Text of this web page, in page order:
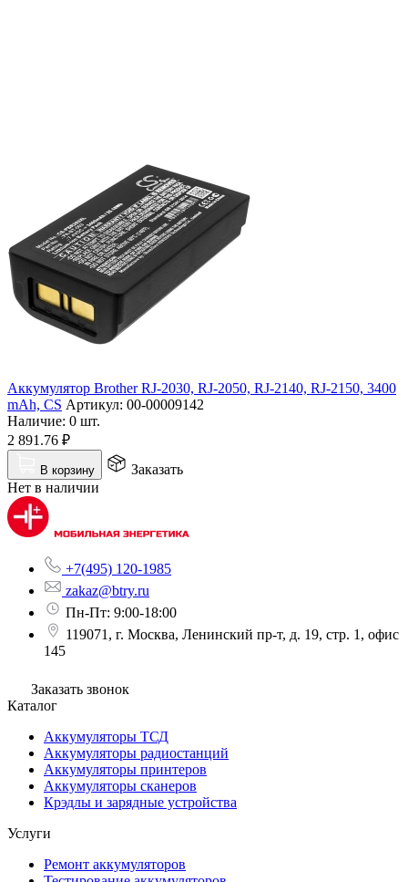
Аккумулятор Brother RJ-2030, RJ-2050, RJ-2140, RJ-2150, 3400
mAh, CS Артикул: 00-00009142
Наличие: 0 шт.
2 891.76 ₽
В корзину
Заказать
Нет в наличии
+7(495) 120-1985
zakaz@btry.ru
Пн-Пт: 9:00-18:00
119071, г. Москва, Ленинский пр-т, д. 19, стр. 1, офис
145
Заказать звонок
Каталог
Аккумуляторы ТСД
Аккумуляторы радиостанций
Аккумуляторы принтеров
Аккумуляторы сканеров
Крэдлы и зарядные устройства
Услуги
Ремонт аккумуляторов